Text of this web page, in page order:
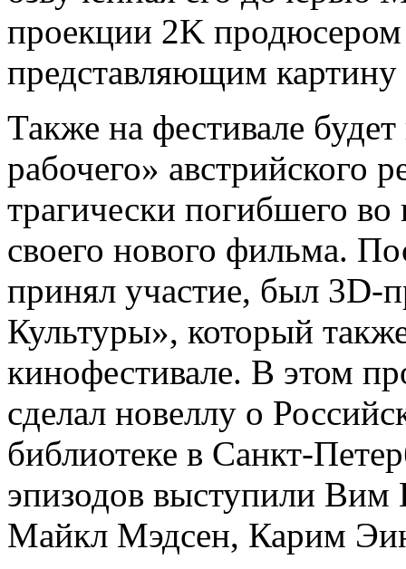
проекции 2K
представляющим
Также на фестивале
рабочего» австрийского
трагически погибшего
своего нового фильма.
принял участие, был
Культуры», который
кинофестивале. В этом
сделал новеллу о
библиотеке в Санкт-
эпизодов выступили Вим
Майкл Мэдсен, Карим